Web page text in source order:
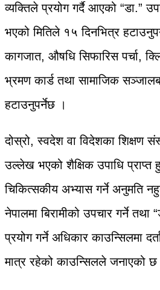
व्यक्तिले प्रयोग गर्दै आएको “डा.”
भएको मितिले १५ दिनभित्र
कागजात, औषधि सिफारिस पर्चा,
भ्रमण कार्ड तथा सामाजिक
हटाउनुपर्नेछ ।
दोस्रो, स्वदेश वा विदेशका शिक्षण
उल्लेख भएको शैक्षिक उपाधि प्राप्त
चिकित्सकीय अभ्यास गर्ने अनुमति
नेपालमा बिरामीको उपचार गर्ने तथा
प्रयोग गर्ने अधिकार काउन्सिलमा
मात्र रहेको काउन्सिलले जनाएको छ